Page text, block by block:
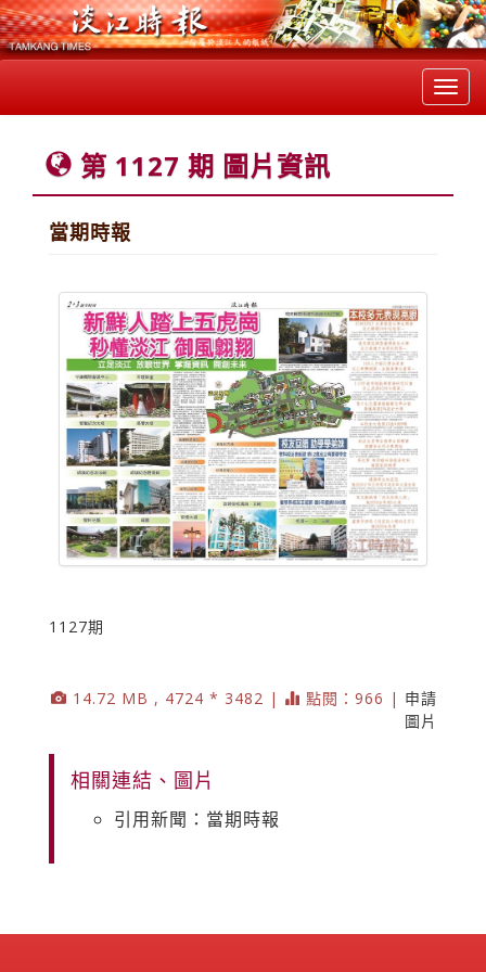
第 1127 期 圖片資訊
當期時報
1127期
14.72 MB , 4724 * 3482 | 點閱：966 | 申請
圖片
相關連結、圖片
引用新聞：當期時報